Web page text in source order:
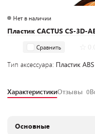
Пластик CACTUS CS-3D-
Нет в наличии
Сравнить
Тип аксессуара: Пластик ABS
ХарактеристикиОтзывы 0
Основные